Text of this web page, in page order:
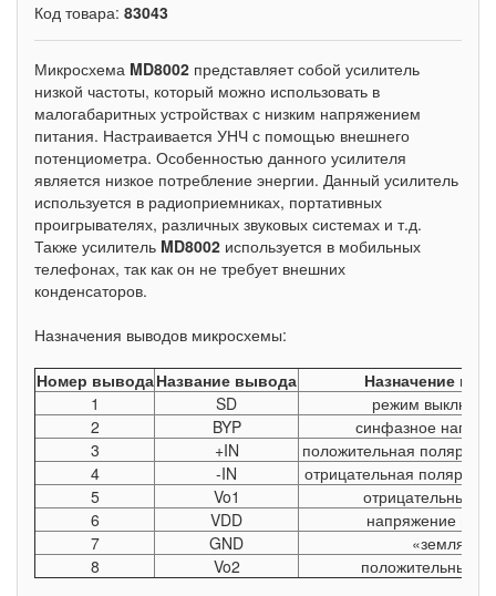
Код товара: 83043
Микросхема MD8002 представляет собой усилитель
низкой частоты, который можно использовать в
малогабаритных устройствах с низким напряжением
питания. Настраивается УНЧ с помощью внешнего
потенциометра. Особенностью данного усилителя
является низкое потребление энергии. Данный усилитель
используется в радиоприемниках, портативных
проигрывателях, различных звуковых системах и т.д.
Также усилитель MD8002 используется в мобильных
телефонах, так как он не требует внешних
конденсаторов.
Назначения выводов микросхемы:
Номер выводаНазвание вывода
Назначение
1
SD
режим
2
BYP
синфазное
3
+IN
положительная
4
-IN
отрицательная
5
Vo1
отрицательный
6
VDD
напряжение
7
GND
«земля»
8
Vo2 положительный